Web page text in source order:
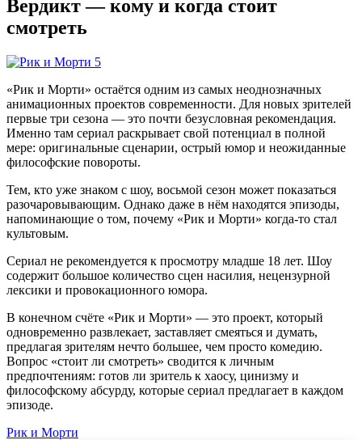
Вердикт — кому и когда стоит
смотреть
«Рик и Морти» остаётся одним из самых неоднозначных
анимационных проектов современности. Для новых зрителей
первые три сезона — это почти безусловная рекомендация.
Именно там сериал раскрывает свой потенциал в полной
мере: оригинальные сценарии, острый юмор и неожиданные
философские повороты.
Тем, кто уже знаком с шоу, восьмой сезон может показаться
разочаровывающим. Однако даже в нём находятся эпизоды,
напоминающие о том, почему «Рик и Морти» когда-то стал
культовым.
Сериал не рекомендуется к просмотру младше 18 лет. Шоу
содержит большое количество сцен насилия, нецензурной
лексики и провокационного юмора.
В конечном счёте «Рик и Морти» — это проект, который
одновременно развлекает, заставляет смеяться и думать,
предлагая зрителям нечто большее, чем просто комедию.
Вопрос «стоит ли смотреть» сводится к личным
предпочтениям: готов ли зритель к хаосу, цинизму и
философскому абсурду, которые сериал предлагает в каждом
эпизоде.
Рик и Морти